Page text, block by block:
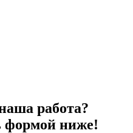
работа?
формой ниже!